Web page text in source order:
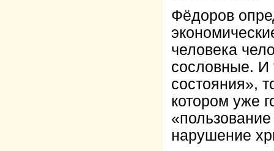
Фёдоров
человека
сословные. И
состояния»,
котором уже
нарушение